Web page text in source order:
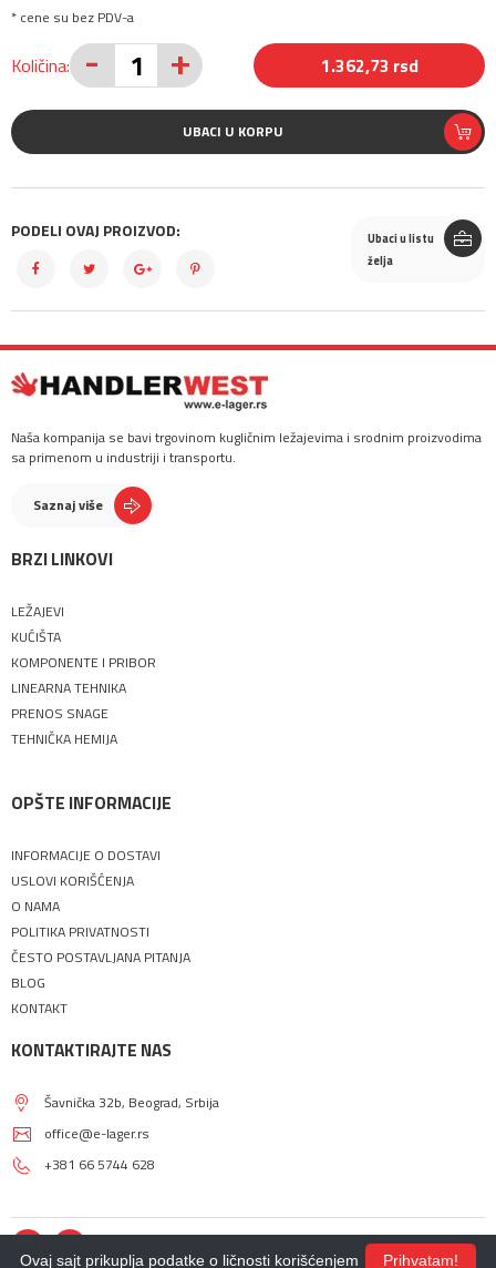
* cene su bez PDV-a
Količina: - + 1.362,73 rsd
UBACI U KORPU
PODELI OVAJ PROIZVOD:
Ubaci u listu
želja
Naša kompanija se bavi trgovinom kugličnim ležajevima i srodnim proizvodima
sa primenom u industriji i transportu.
Saznaj više
BRZI LINKOVI
LEŽAJEVI
KUĆIŠTA
KOMPONENTE I PRIBOR
LINEARNA TEHNIKA
PRENOS SNAGE
TEHNIČKA HEMIJA
OPŠTE INFORMACIJE
INFORMACIJE O DOSTAVI
USLOVI KORIŠĆENJA
O NAMA
POLITIKA PRIVATNOSTI
ČESTO POSTAVLJANA PITANJA
BLOG
KONTAKT
KONTAKTIRAJTE NAS
Šavnička 32b, Beograd, Srbija
office@e-lager.rs
+381 66 5744 628
Prihvatam!
Ovaj sajt prikuplja podatke o ličnosti korišćenjem